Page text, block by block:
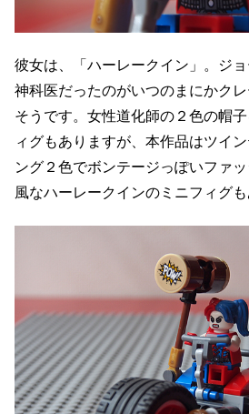
彼女は、「ハーレークイン」。ジ
神科医だったのがいつのまにかク
そうです。女性道化師の２色の帽
ィグもありますが、本作品はツイ
ング２色でボンテージっぽいファ
風なハーレークインのミニフィグも